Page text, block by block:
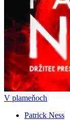
V plameňoch
Patrick Ness